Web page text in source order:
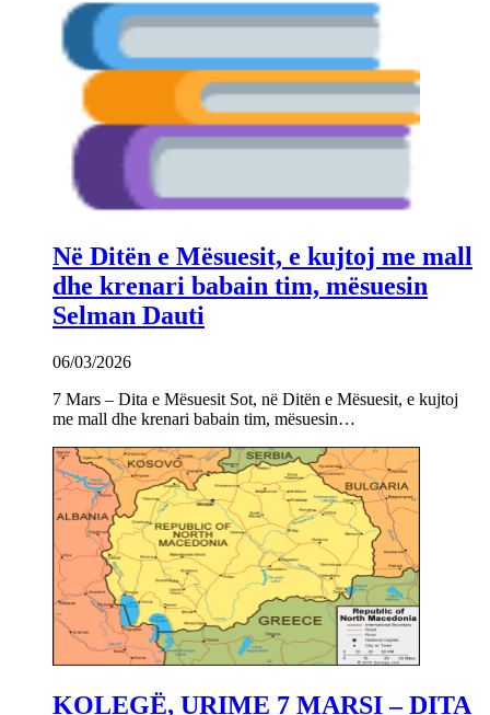
Në Ditën e Mësuesit, e kujtoj me mall
dhe krenari babain tim, mësuesin
Selman Dauti
06/03/2026
7 Mars – Dita e Mësuesit Sot, në Ditën e Mësuesit, e kujtoj
me mall dhe krenari babain tim, mësuesin…
KOLEGË, URIME 7 MARSI – DITA